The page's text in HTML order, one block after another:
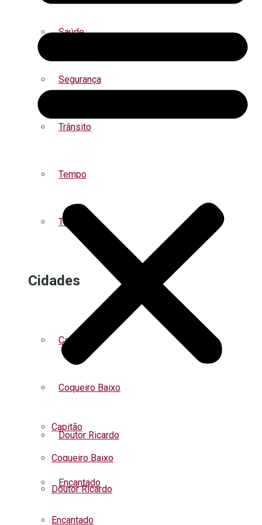
Saúde
Segurança
Trânsito
Tempo
Turismo
Cidades
Capitão
Coqueiro Baixo
Doutor Ricardo
Encantado
Capitão
Coqueiro Baixo
Doutor Ricardo
Encantado